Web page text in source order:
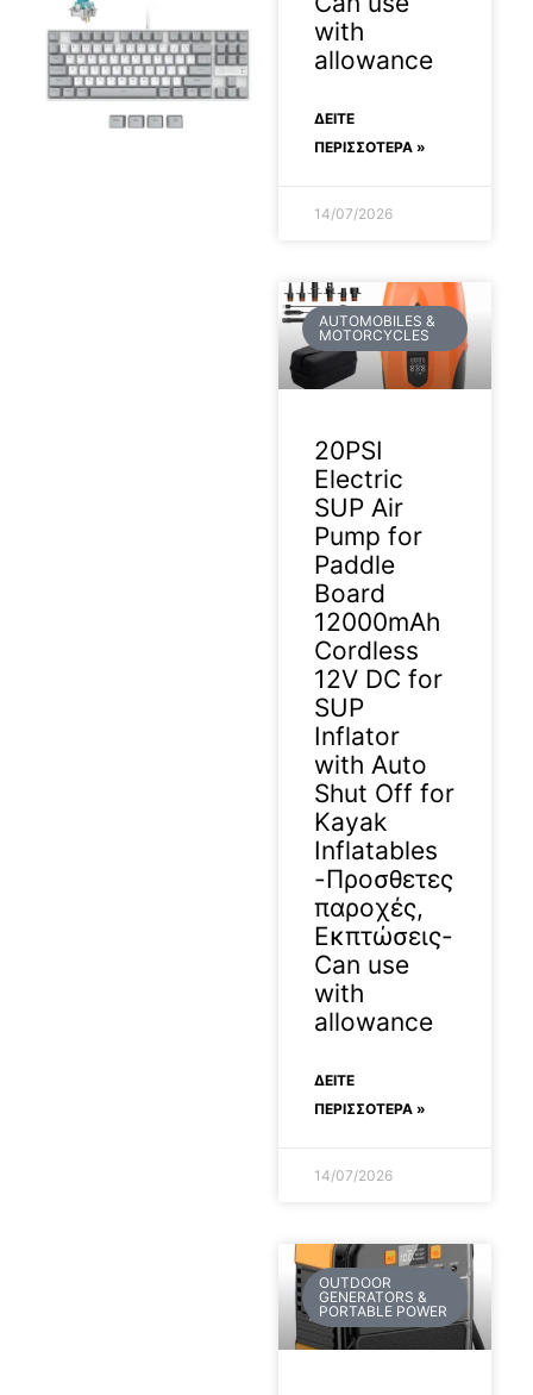
with
allowance
ΔΕΊΤΕ
ΠΕΡΙΣΣΟΤΕΡΑ »
14/07/2026
AUTOMOBILES &
MOTORCYCLES
20PSI
Electric
SUP Air
Pump for
Paddle
Board
12000mAh
Cordless
12V DC for
SUP
Inflator
with Auto
Shut Off for
Kayak
Inflatables
-Προσθετες
παροχές,
Εκπτώσεις-
Can use
with
allowance
ΔΕΊΤΕ
ΠΕΡΙΣΣΟΤΕΡΑ »
14/07/2026
OUTDOOR
GENERATORS &
PORTABLE POWER